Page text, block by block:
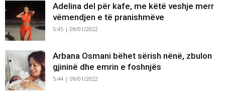
Adelina del për kafe, me këtë veshje merr
vëmendjen e të pranishmëve
5:45 | 09/01/2022
Arbana Osmani bëhet sërish nënë, zbulon
gjininë dhe emrin e foshnjës
5:44 | 09/01/2022